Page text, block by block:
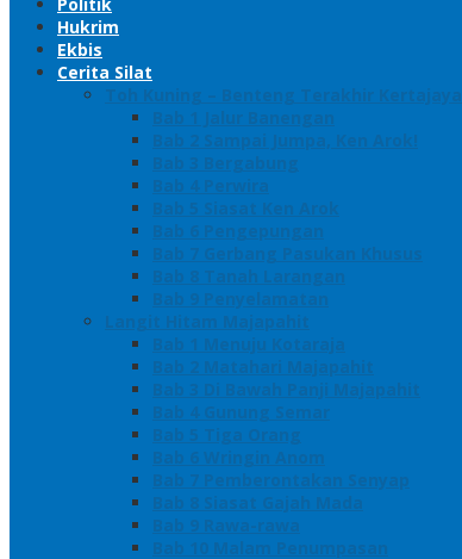
Hukrim
Ekbis
Cerita Silat
Toh Kuning – Benteng Terakhir Kertajaya
Bab 1 Jalur Banengan
Bab 2 Sampai Jumpa, Ken Arok!
Bab 3 Bergabung
Bab 4 Perwira
Bab 5 Siasat Ken Arok
Bab 6 Pengepungan
Bab 7 Gerbang Pasukan Khusus
Bab 8 Tanah Larangan
Bab 9 Penyelamatan
Langit Hitam Majapahit
Bab 1 Menuju Kotaraja
Bab 2 Matahari Majapahit
Bab 3 Di Bawah Panji Majapahit
Bab 4 Gunung Semar
Bab 5 Tiga Orang
Bab 6 Wringin Anom
Bab 7 Pemberontakan Senyap
Bab 8 Siasat Gajah Mada
Bab 9 Rawa-rawa
Bab 10 Malam Penumpasan